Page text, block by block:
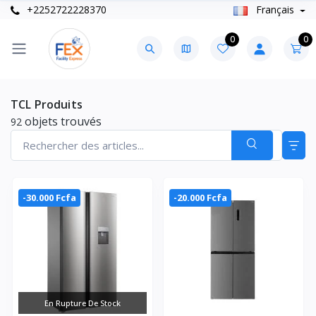
+2252722228370 Français
0 0
TCL Produits
92 objets trouvés
-30.000 Fcfa
En Rupture De Stock
-20.000 Fcfa